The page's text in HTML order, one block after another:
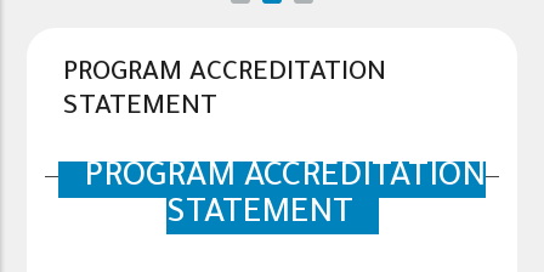
PROGRAM ACCREDITATION
STATEMENT
PROGRAM ACCREDITATION
STATEMENT